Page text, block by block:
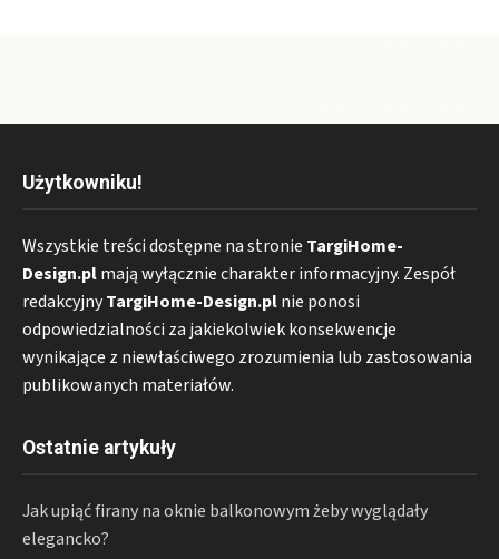
Użytkowniku!
Wszystkie treści dostępne na stronie TargiHome-
Design.plmają wyłącznie charakter informacyjny. Zespół
redakcyjnyTargiHome-Design.plnie ponosi
odpowiedzialności za jakiekolwiek konsekwencje
wynikające z niewłaściwego zrozumienia lub zastosowania
publikowanych materiałów.
Ostatnie artykuły
Jak upiąć firany na oknie balkonowym żeby wyglądały
elegancko?